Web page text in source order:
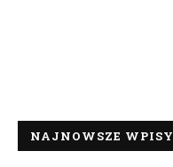
NAJNOWSZE WPISY